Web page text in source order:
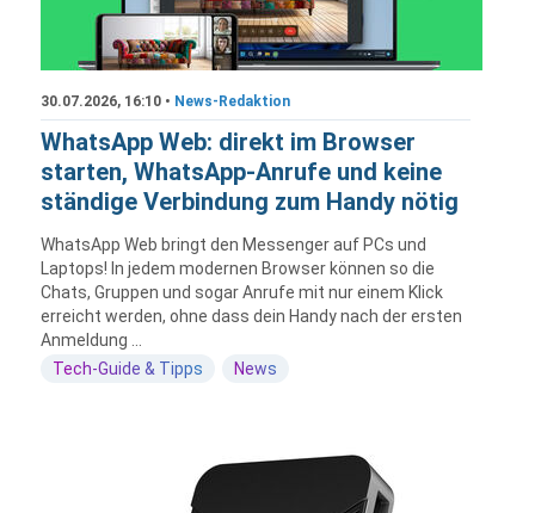
30.07.2026, 16:10 • News-Redaktion
WhatsApp Web: direkt im Browser
starten, WhatsApp-Anrufe und keine
ständige Verbindung zum Handy nötig
WhatsApp Web bringt den Messenger auf PCs und
Laptops! In jedem modernen Browser können so die
Chats, Gruppen und sogar Anrufe mit nur einem Klick
erreicht werden, ohne dass dein Handy nach der ersten
Anmeldung ...
Tech-Guide & Tipps
News